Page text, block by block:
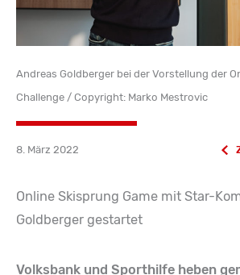
Andreas Goldberger bei der Vorstellung der
Challenge / Copyright: Marko Mestrovic
8. März 2022
Online Skisprung Game mit Star-
Goldberger gestartet
Volksbank und Sporthilfe heben